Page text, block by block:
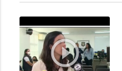
play_circle_outline